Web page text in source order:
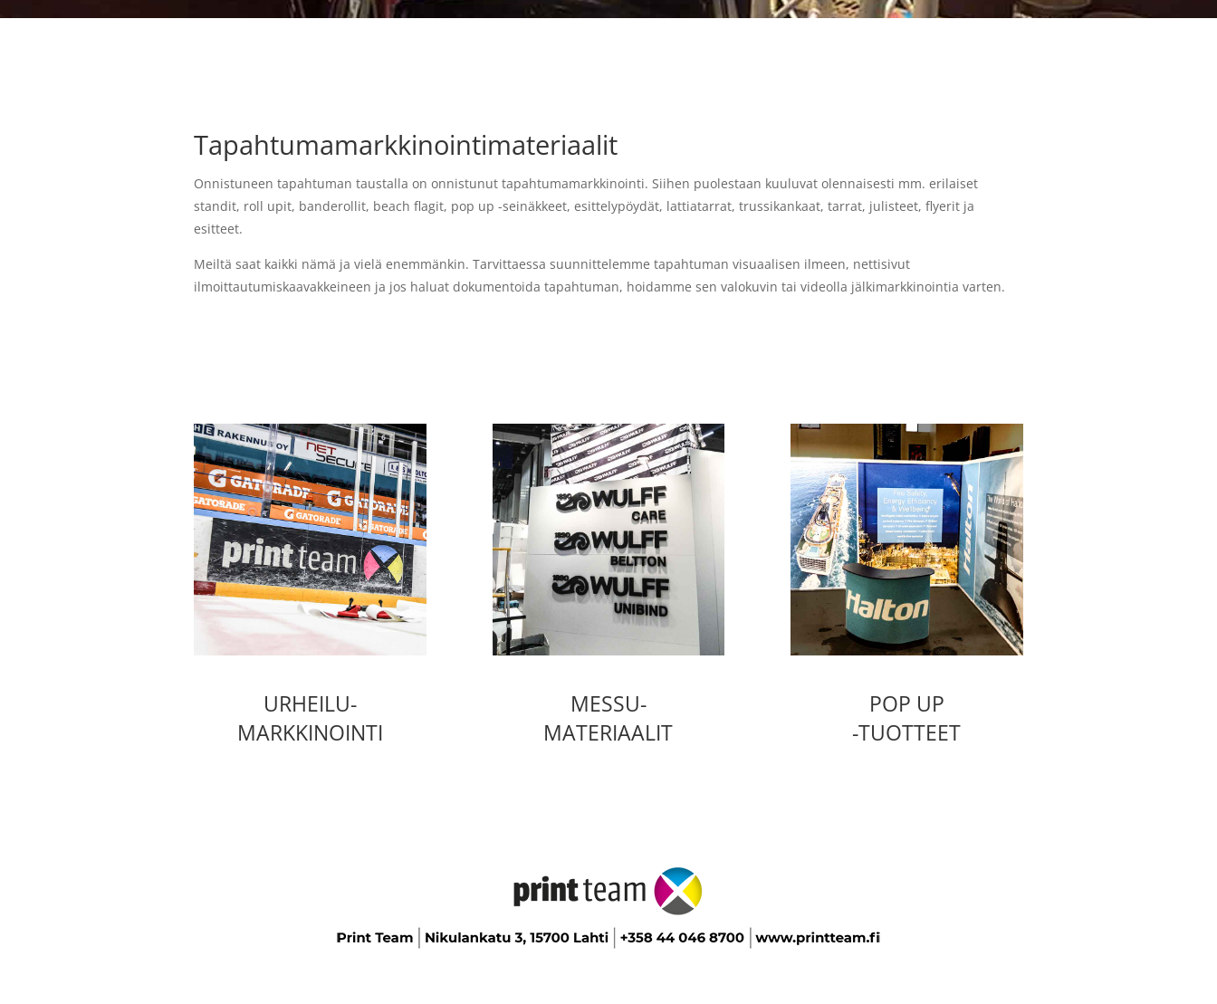
Tapahtumamarkkinointimateriaalit
Onnistuneen tapahtuman taustalla on onnistunut tapahtumamarkkinointi. Siihen puolestaan kuuluvat olennaisesti mm. erilaiset
standit, roll upit, banderollit, beach flagit, pop up -seinäkkeet, esittelypöydät, lattiatarrat, trussikankaat, tarrat, julisteet, flyerit ja
esitteet.
Meiltä saat kaikki nämä ja vielä enemmänkin. Tarvittaessa suunnittelemme tapahtuman visuaalisen ilmeen, nettisivut
ilmoittautumiskaavakkeineen ja jos haluat dokumentoida tapahtuman, hoidamme sen valokuvin tai videolla jälkimarkkinointia varten.
URHEILU-
MARKKINOINTI
MESSU-
MATERIAALIT
POP UP
-TUOTTEET